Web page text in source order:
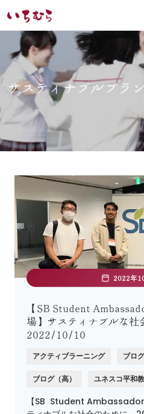
サスティナブルブラ
2022年
【SB Student
場】サスティナブルな
2022/10/10
アクティブラーニング ブロ
ブログ（高） ユネスコ平和
【SB Student Ambassador